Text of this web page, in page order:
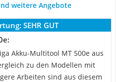
weitere Angebote
SEHR GUT
Akku-Multitool MT 500e aus
zu den Modellen mit
Arbeiten sind aus diesem